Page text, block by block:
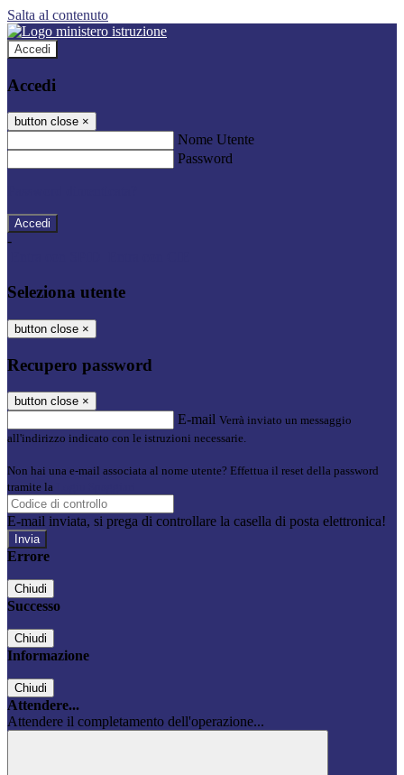
Salta al contenuto
Accedi
Accedi
button close ×
Nome Utente
Password
-
Seleziona utente
button close ×
Recupero password
button close ×
E-mail Verrà inviato un messaggio
all'indirizzo indicato con le istruzioni necessarie.
Non hai una e-mail associata al nome utente? Effettua il reset della password
tramite la
E-mail inviata, si prega di controllare la casella di posta elettronica!
Errore
Chiudi
Successo
Chiudi
Informazione
Chiudi
Attendere...
Attendere il completamento dell'operazione...